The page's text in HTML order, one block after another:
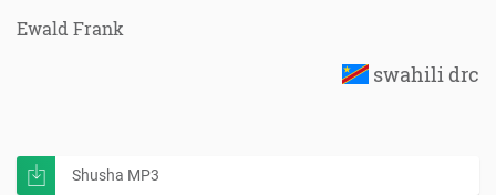
Ewald Frank
swahili drc
Shusha MP3